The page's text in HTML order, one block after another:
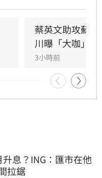
完成兩屆總統任期
之外，新北更是她
橫掃百萬票，有望
蔡英文助攻蘇
川曝「大咖」應
3小時前
升息？ING：匯市在他
拉鋸